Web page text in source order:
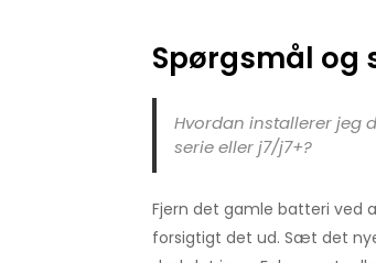
Spørgsmål og
Hvordan installerer jeg
serie eller j7/j7+?
Fjern det gamle batteri
forsigtigt det ud. Sæt det